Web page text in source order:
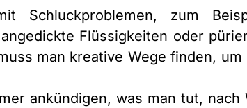
Schluckproblemen, zum
Flüssigkeiten oder
man kreative Wege finden,
ankündigen, was man tut, nach